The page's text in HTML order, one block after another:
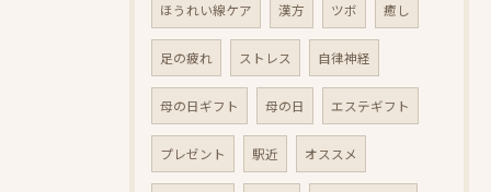
ほうれい線ケア 漢方 ツボ 癒し
足の疲れ ストレス 自律神経
母の日ギフト 母の日 エステギフト
プレゼント 駅近 オススメ